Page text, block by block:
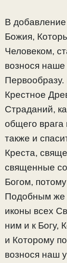
В
Божия,
Человеком,
вознося наше
Крестное
Страданий,
общего
также и
Креста,
священные
Богом,
Подобным же
иконы всех
ним и к Богу,
и Которому
вознося наш